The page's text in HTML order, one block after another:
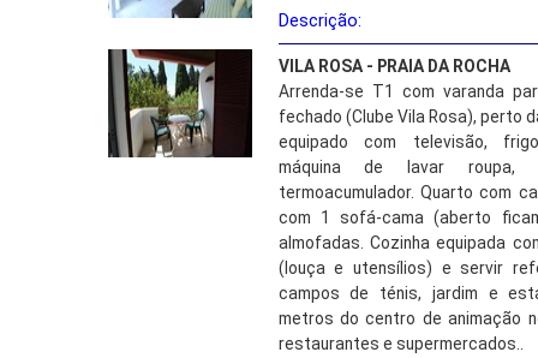
Descrição:
VILA ROSA - PRAIA DA ROCHA
Arrenda-se T1 com varanda
fechado (Clube Vila Rosa), perto
equipado com televisão,
máquina de lavar roupa,
termoacumulador. Quarto com
com 1 sofá-cama (aberto
almofadas. Cozinha equipada
(louça e utensílios) e servir
campos de ténis, jardim e
metros do centro de animação
restaurantes e supermercados..